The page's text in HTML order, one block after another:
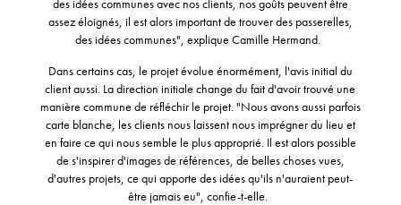
des idées communes avec nos clients, nos goûts peuvent être
assez éloignés, il est alors important de trouver des passerelles,
des idées communes", explique Camille Hermand.
Dans certains cas, le projet évolue énormément, l'avis initial du
client aussi. La direction initiale change du fait d'avoir trouvé une
manière commune de réfléchir le projet. "Nous avons aussi parfois
carte blanche, les clients nous laissent nous imprégner du lieu et
en faire ce qui nous semble le plus approprié. Il est alors possible
de s'inspirer d'images de références, de belles choses vues,
d'autres projets, ce qui apporte des idées qu'ils n'auraient peut-
être jamais eu", confie-t-elle.